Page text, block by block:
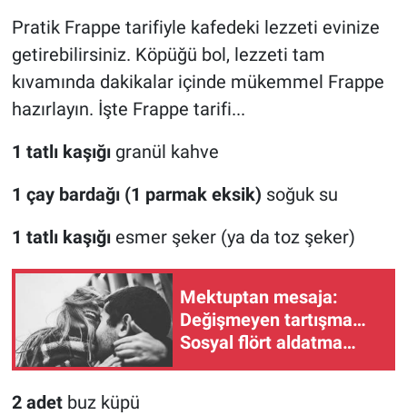
Pratik Frappe tarifiyle kafedeki lezzeti evinize
getirebilirsiniz. Köpüğü bol, lezzeti tam
kıvamında dakikalar içinde mükemmel Frappe
hazırlayın. İşte Frappe tarifi...
1 tatlı kaşığı granül kahve
1 çay bardağı (1 parmak eksik) soğuk su
1 tatlı kaşığı esmer şeker (ya da toz şeker)
Mektuptan mesaja:
Değişmeyen tartışma…
Sosyal flört aldatma
2 adet buz küpü